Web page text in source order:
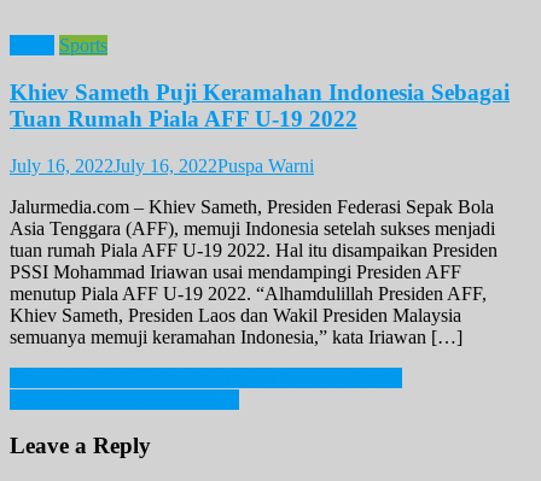
Sports
Khiev Sameth Puji Keramahan Indonesia Sebagai
Tuan Rumah Piala AFF U-19 2022
July 16, 2022July 16, 2022Puspa Warni
Jalurmedia.com – Khiev Sameth, Presiden Federasi Sepak Bola
Asia Tenggara (AFF), memuji Indonesia setelah sukses menjadi
tuan rumah Piala AFF U-19 2022. Hal itu disampaikan Presiden
PSSI Mohammad Iriawan usai mendampingi Presiden AFF
menutup Piala AFF U-19 2022. “Alhamdulillah Presiden AFF,
Khiev Sameth, Presiden Laos dan Wakil Presiden Malaysia
semuanya memuji keramahan Indonesia,” kata Iriawan […]
Post
navigation
Leave a Reply